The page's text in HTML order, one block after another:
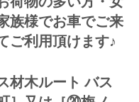
族様でお車でご来
ご利用頂けます♪
材木ルート バス